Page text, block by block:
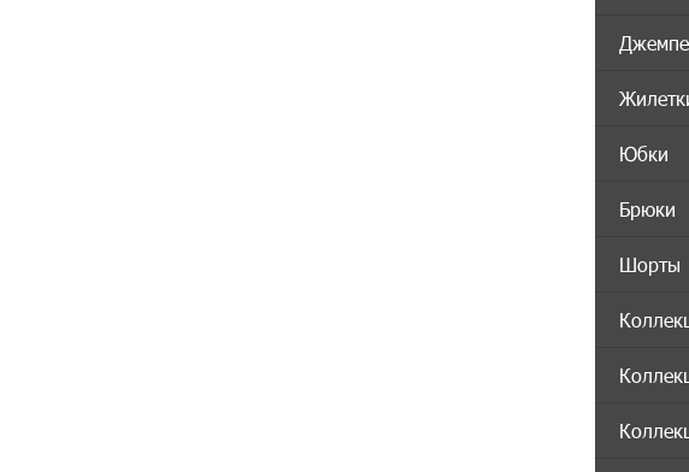
Юбки
Брюки
Шорты